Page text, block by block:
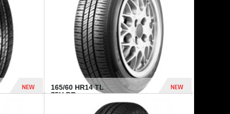
NEW
165/60 HR14 TL
75H BR...
NEW